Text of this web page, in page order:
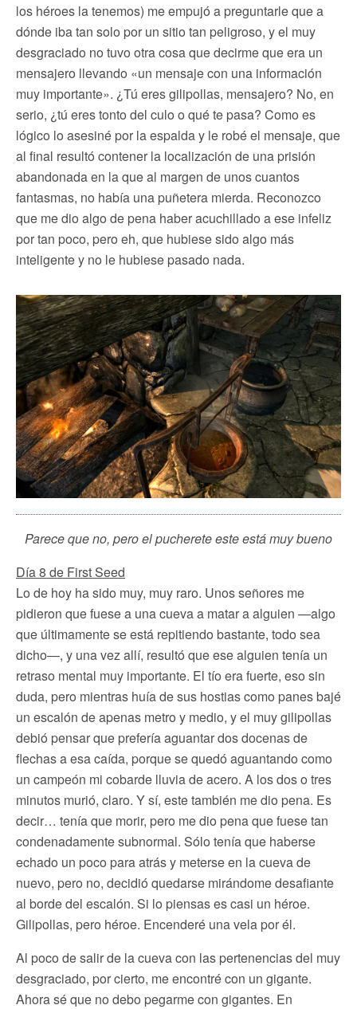
los héroes la tenemos) me empujó a preguntarle que a
dónde iba tan solo por un sitio tan peligroso, y el muy
desgraciado no tuvo otra cosa que decirme que era un
mensajero llevando «un mensaje con una información
muy importante». ¿Tú eres gilipollas, mensajero? No, en
serio, ¿tú eres tonto del culo o qué te pasa? Como es
lógico lo asesiné por la espalda y le robé el mensaje, que
al final resultó contener la localización de una prisión
abandonada en la que al margen de unos cuantos
fantasmas, no había una puñetera mierda. Reconozco
que me dio algo de pena haber acuchillado a ese infeliz
por tan poco, pero eh, que hubiese sido algo más
inteligente y no le hubiese pasado nada.
Parece que no, pero el pucherete este está muy bueno
Día 8 de First Seed
Lo de hoy ha sido muy, muy raro. Unos señores me
pidieron que fuese a una cueva a matar a alguien —algo
que últimamente se está repitiendo bastante, todo sea
dicho—, y una vez allí, resultó que ese alguien tenía un
retraso mental muy importante. El tío era fuerte, eso sin
duda, pero mientras huía de sus hostias como panes bajé
un escalón de apenas metro y medio, y el muy gilipollas
debió pensar que prefería aguantar dos docenas de
flechas a esa caída, porque se quedó aguantando como
un campeón mi cobarde lluvia de acero. A los dos o tres
minutos murió, claro. Y sí, este también me dio pena. Es
decir… tenía que morir, pero me dio pena que fuese tan
condenadamente subnormal. Sólo tenía que haberse
echado un poco para atrás y meterse en la cueva de
nuevo, pero no, decidió quedarse mirándome desafiante
al borde del escalón. Si lo piensas es casi un héroe.
Gilipollas, pero héroe. Encenderé una vela por él.
Al poco de salir de la cueva con las pertenencias del muy
desgraciado, por cierto, me encontré con un gigante.
Ahora sé que no debo pegarme con gigantes. En